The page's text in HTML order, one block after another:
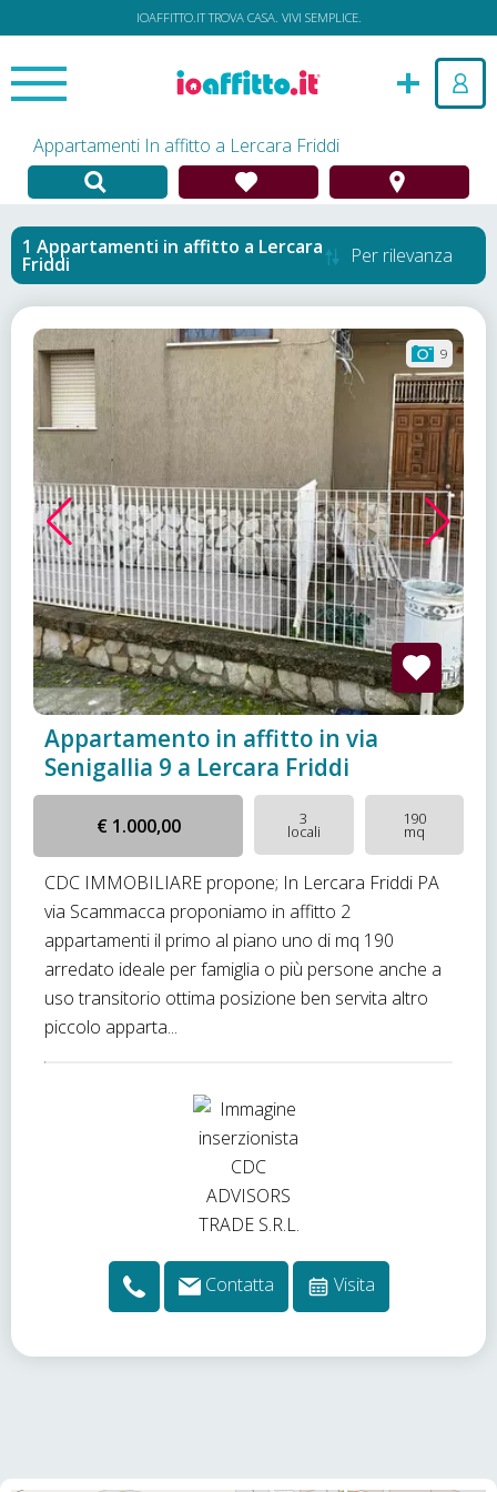
IOAFFITTO.IT TROVA CASA. VIVI SEMPLICE.
Appartamenti In affitto a Lercara Friddi
Appartamenti in affitto a Lercara
Friddi Per rilevanza
9
Appartamento in affitto in via
Senigallia 9 a Lercara Friddi
€ 1.000,00 3
locali
190
mq
CDC IMMOBILIARE propone; In Lercara Friddi PA
via Scammacca proponiamo in affitto 2
appartamenti il primo al piano uno di mq 190
arredato ideale per famiglia o più persone anche a
uso transitorio ottima posizione ben servita altro
piccolo apparta...
Contatta Visita